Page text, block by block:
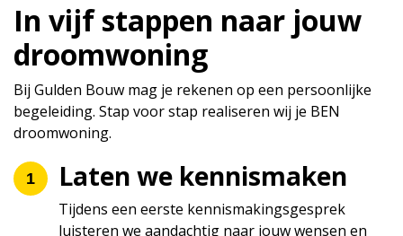
In vijf stappen naar jouw
droomwoning
Bij Gulden Bouw mag je rekenen op een persoonlijke
begeleiding. Stap voor stap realiseren wij je BEN
droomwoning.
Laten we kennismaken
Tijdens een eerste kennismakingsgesprek
luisteren we aandachtig naar jouw wensen en